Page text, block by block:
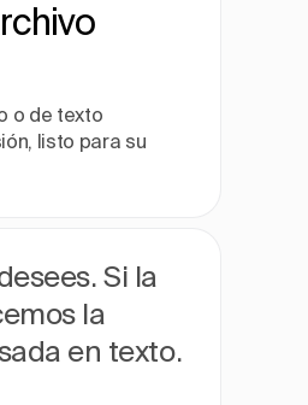
o de texto
listo para su
Si la
la
en texto.